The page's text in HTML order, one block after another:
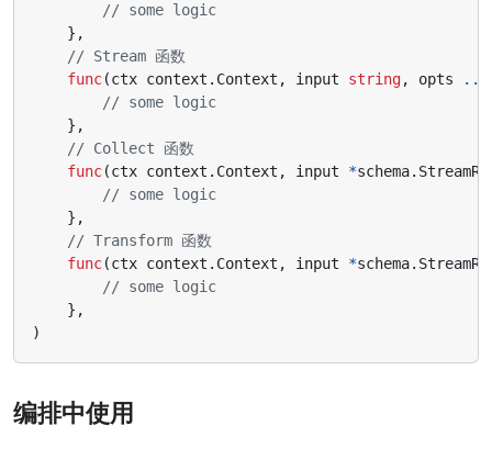
// some logic
},
// Stream 函数
func(ctx context . Context , input string, opts ...
// some logic
},
// Collect 函数
func(ctx context . Context , input *schema.
// some logic
},
// Transform 函数
func(ctx context . Context , input *schema.
// some logic
},
)
编排中使用